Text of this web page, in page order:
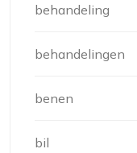
behandeling
behandelingen
benen
bil